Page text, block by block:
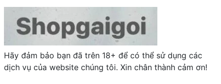
Hãy đảm bảo bạn đã trên 18+ để có thể sử dụng các
dịch vụ của website chúng tôi. Xin chân thành cảm ơn!